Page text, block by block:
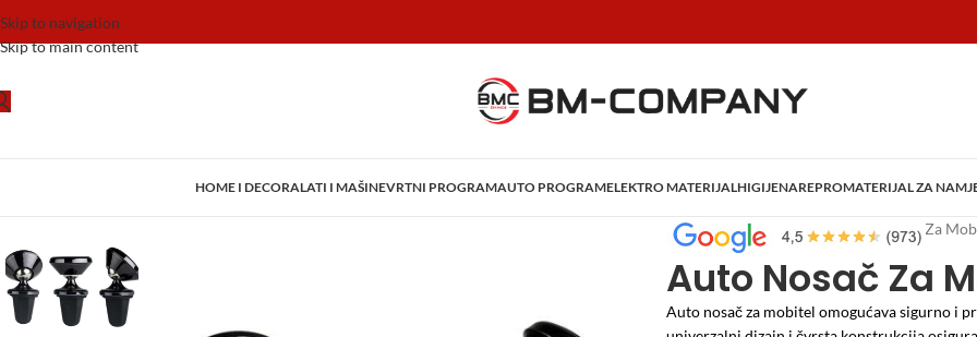
Skip to navigation
Skip to main content
HOME I DECORALATI I MAŠINEVRTNI PROGRAMAUTO PROGRAMELEKTRO MATERIJALHIGIJENAREPROMATERIJAL ZA
Početna/Auto program Auto Nosač Za
Auto Nosač Za
Auto nosač za mobitel omogućava sigurno i